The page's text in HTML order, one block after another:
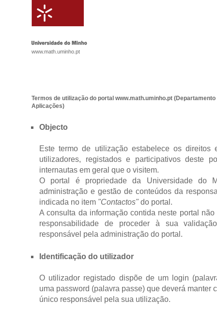
www.math.uminho.pt
Termos de utilização do portal www.math.uminho.pt
Aplicações)
Objecto
Este termo de utilização estabelece os direitos
utilizadores, registados e participativos deste
internautas em geral que o visitem.
O portal é propriedade da Universidade do
administração e gestão de conteúdos da
indicada no item "Contactos" do portal.
A consulta da informação contida neste portal
responsabilidade de proceder à sua
responsável pela administração do portal.
Identificação do utilizador
O utilizador registado dispõe de um login
uma password (palavra passe) que deverá manter
único responsável pela sua utilização.